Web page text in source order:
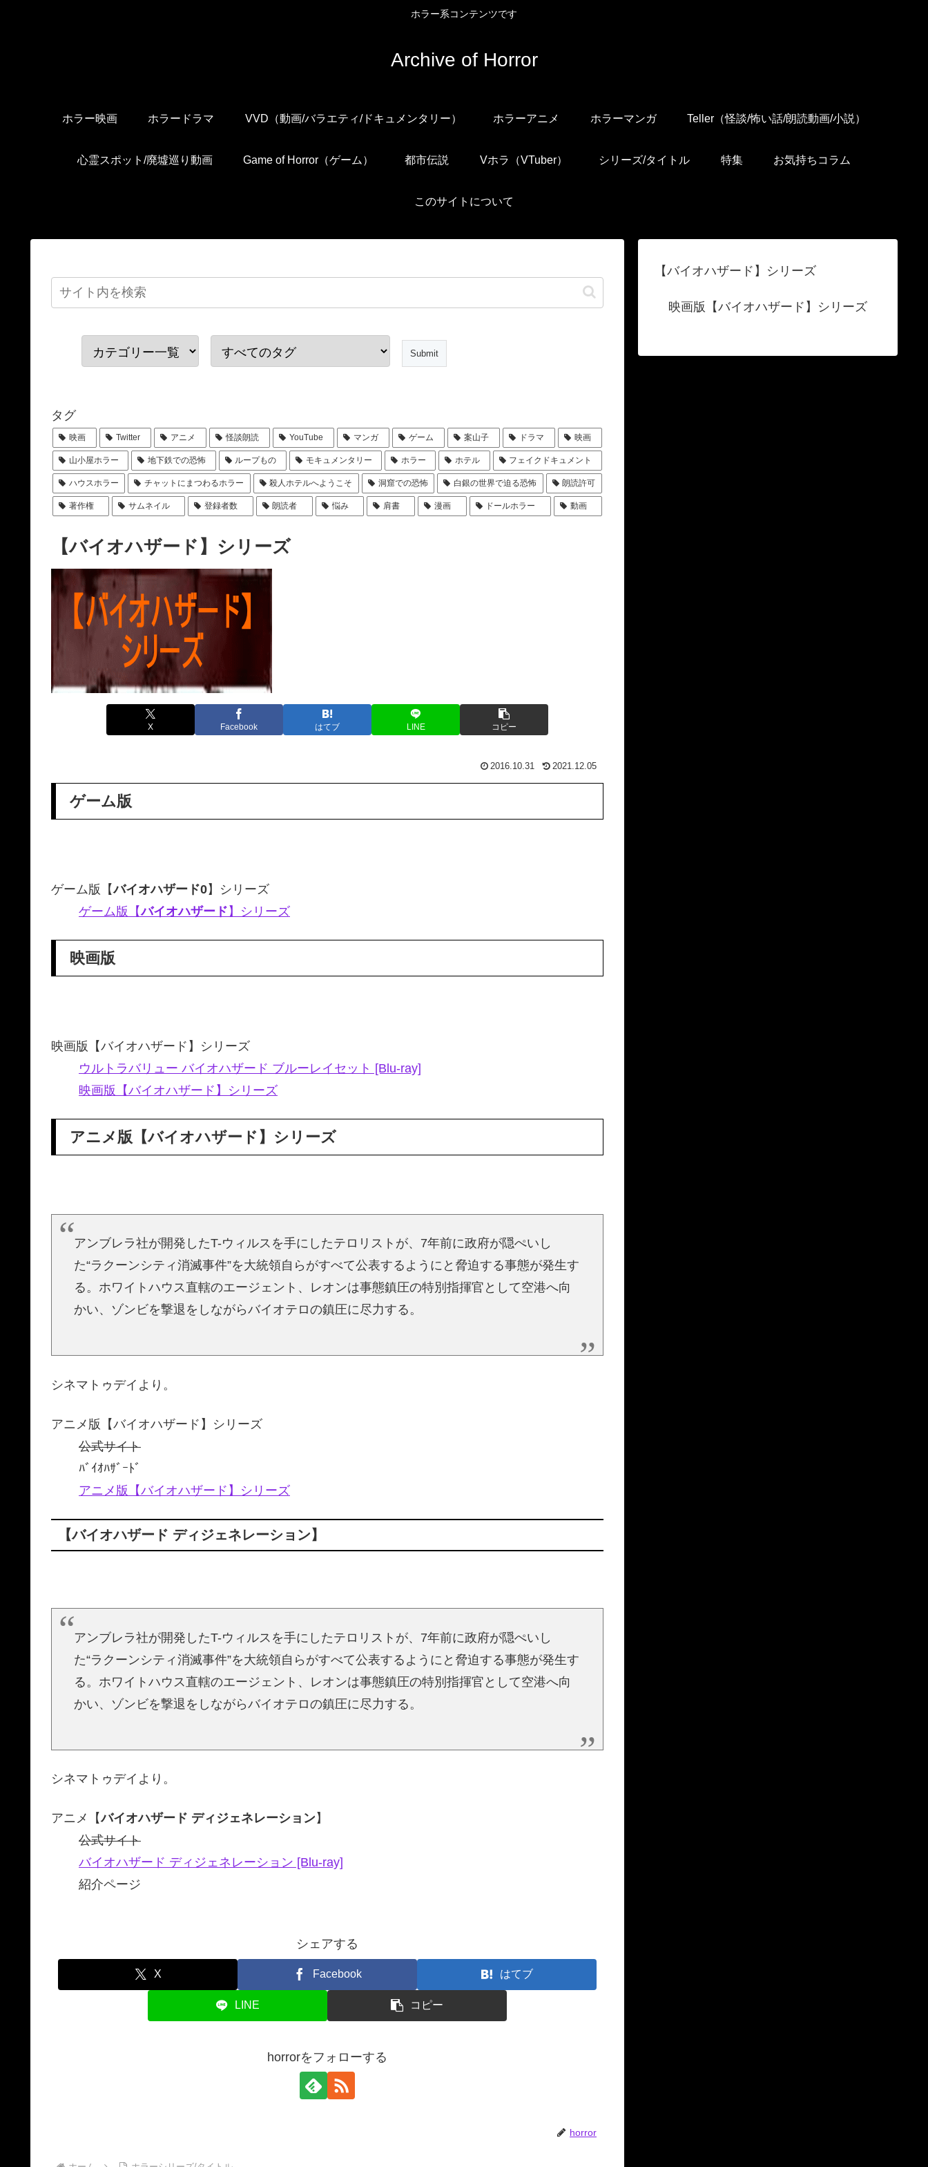
ホラー系コンテンツです
Archive of Horror
ホラー映画 ホラードラマ VVD（動画/バラエティ/ドキュメンタリー） ホラーアニメ ホラーマンガ Teller（怪談/怖い話/朗読動画/小説）
心霊スポット/廃墟巡り動画 Game of Horror（ゲーム） 都市伝説 Vホラ（VTuber） シリーズ/タイトル 特集 お気持ちコラム
このサイトについて
タグ
映画 Twitter アニメ 怪談朗読 YouTube マンガ ゲーム 案山子 ドラマ 映画
山小屋ホラー 地下鉄での恐怖 ループもの モキュメンタリー ホラー ホテル フェイクドキュメント
ハウスホラー チャットにまつわるホラー 殺人ホテルへようこそ 洞窟での恐怖 白銀の世界で迫る恐怖 朗読許可
著作権 サムネイル 登録者数 朗読者 悩み 肩書 漫画 ドールホラー 動画
【バイオハザード】シリーズ
X Facebook はてブ LINE コピー
2016.10.31 2021.12.05
ゲーム版
ゲーム版【バイオハザード0】シリーズ
ゲーム版【バイオハザード 】シリーズ
映画版
映画版【バイオハザード】シリーズ
ウルトラバリュー バイオハザード ブルーレイセット [Blu-ray]
映画版【バイオハザード】シリーズ
アニメ版【バイオハザード】シリーズ
アンブレラ社が開発したT-ウィルスを手にしたテロリストが、7年前に政府が隠ぺいし
た“ラクーンシティ消滅事件”を大統領自らがすべて公表するようにと脅迫する事態が発生す
る。ホワイトハウス直轄のエージェント、レオンは事態鎮圧の特別指揮官として空港へ向
かい、ゾンビを撃退をしながらバイオテロの鎮圧に尽力する。
シネマトゥデイより。
アニメ版【バイオハザード】シリーズ
公式サイト
ﾊﾞｲｵﾊｻﾞｰﾄﾞ
アニメ版【バイオハザード】シリーズ
【バイオハザード ディジェネレーション】
アンブレラ社が開発したT-ウィルスを手にしたテロリストが、7年前に政府が隠ぺいし
た“ラクーンシティ消滅事件”を大統領自らがすべて公表するようにと脅迫する事態が発生す
る。ホワイトハウス直轄のエージェント、レオンは事態鎮圧の特別指揮官として空港へ向
かい、ゾンビを撃退をしながらバイオテロの鎮圧に尽力する。
シネマトゥデイより。
アニメ【バイオハザード ディジェネレーション】
公式サイト
バイオハザード ディジェネレーション [Blu-ray]
紹介ページ
シェアする
X Facebook はてブ
LINE コピー
horrorをフォローする
horror
【バイオハザード】シリーズ
映画版【バイオハザード】シリーズ